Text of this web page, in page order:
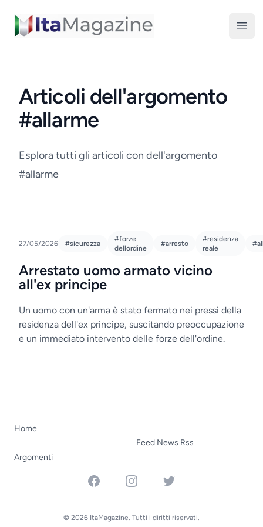
ItaMagazine
Articoli dell'argomento
#allarme
Esplora tutti gli articoli con dell'argomento
#allarme
27/05/2026 #sicurezza
#forze
dellordine
#arresto
#residenza
reale
Arrestato uomo armato vicino
all'ex principe
Un uomo con un'arma è stato fermato nei pressi della
residenza dell'ex principe, suscitando preoccupazione
e un immediato intervento delle forze dell'ordine.
Home
Argomenti
Feed News Rss
FacebookInstagramTwitter
© 2026 ItaMagazine. Tutti i diritti riservati.